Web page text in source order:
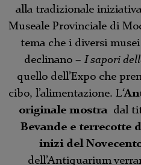
alla tradizionale
Museale Provinciale di
tema che i diversi
declinano – I sapori
quello dell’Expo che
cibo, l’alimentazione. L
originale mostra dal
Bevande e terrecotte
inizi del
dell’Antiquarium